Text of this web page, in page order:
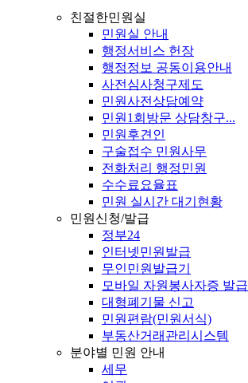
친절한민원실
민원실 안내
행정서비스 헌장
행정정보 공동이용안내
사전심사청구제도
민원사전상담예약
민원1회방문 상담창구...
민원후견인
구술접수 민원사무
전화처리 행정민원
수수료요율표
민원 실시간 대기현황
민원신청/발급
정부24
인터넷민원발급
무인민원발급기
모바일 자원봉사자증 발급
대형폐기물 신고
민원편람(민원서식)
부동산거래관리시스템
분야별 민원 안내
세무